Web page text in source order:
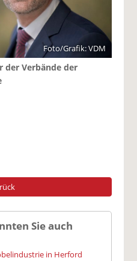
Foto/Grafik: VDM
der Verbände der
Sie auch
in Herford